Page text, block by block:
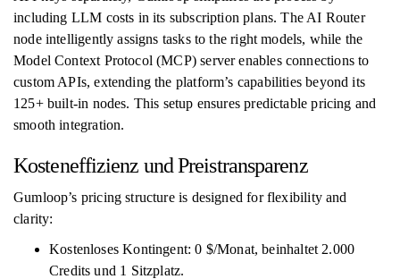
including LLM costs in its subscription plans. The AI Router
node intelligently assigns tasks to the right models, while the
Model Context Protocol (MCP) server enables connections to
custom APIs, extending the platform’s capabilities beyond its
125+ built-in nodes. This setup ensures predictable pricing and
smooth integration.
Kosteneffizienz und Preistransparenz
Gumloop’s pricing structure is designed for flexibility and
clarity:
Kostenloses Kontingent: 0 $/Monat, beinhaltet 2.000
Credits und 1 Sitzplatz.